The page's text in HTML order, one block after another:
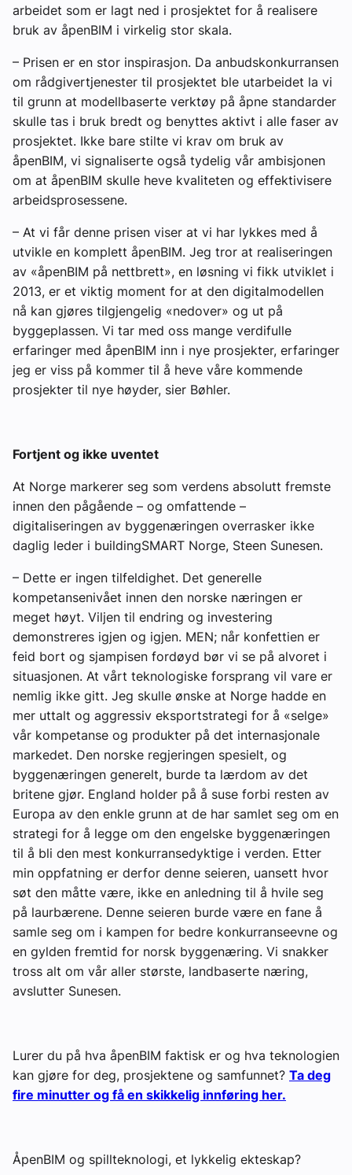
arbeidet som er lagt ned i prosjektet for å realisere
bruk av åpenBIM i virkelig stor skala.
– Prisen er en stor inspirasjon. Da anbudskonkurransen
om rådgivertjenester til prosjektet ble utarbeidet la vi
til grunn at modellbaserte verktøy på åpne standarder
skulle tas i bruk bredt og benyttes aktivt i alle faser av
prosjektet. Ikke bare stilte vi krav om bruk av
åpenBIM, vi signaliserte også tydelig vår ambisjonen
om at åpenBIM skulle heve kvaliteten og effektivisere
arbeidsprosessene.
– At vi får denne prisen viser at vi har lykkes med å
utvikle en komplett åpenBIM. Jeg tror at realiseringen
av «åpenBIM på nettbrett», en løsning vi fikk utviklet i
2013, er et viktig moment for at den digitalmodellen
nå kan gjøres tilgjengelig «nedover» og ut på
byggeplassen. Vi tar med oss mange verdifulle
erfaringer med åpenBIM inn i nye prosjekter, erfaringer
jeg er viss på kommer til å heve våre kommende
prosjekter til nye høyder, sier Bøhler.
Fortjent og ikke uventet
At Norge markerer seg som verdens absolutt fremste
innen den pågående – og omfattende –
digitaliseringen av byggenæringen overrasker ikke
daglig leder i buildingSMART Norge, Steen Sunesen.
– Dette er ingen tilfeldighet. Det generelle
kompetansenivået innen den norske næringen er
meget høyt. Viljen til endring og investering
demonstreres igjen og igjen. MEN; når konfettien er
feid bort og sjampisen fordøyd bør vi se på alvoret i
situasjonen. At vårt teknologiske forsprang vil vare er
nemlig ikke gitt. Jeg skulle ønske at Norge hadde en
mer uttalt og aggressiv eksportstrategi for å «selge»
vår kompetanse og produkter på det internasjonale
markedet. Den norske regjeringen spesielt, og
byggenæringen generelt, burde ta lærdom av det
britene gjør. England holder på å suse forbi resten av
Europa av den enkle grunn at de har samlet seg om en
strategi for å legge om den engelske byggenæringen
til å bli den mest konkurransedyktige i verden. Etter
min oppfatning er derfor denne seieren, uansett hvor
søt den måtte være, ikke en anledning til å hvile seg
på laurbærene. Denne seieren burde være en fane å
samle seg om i kampen for bedre konkurranseevne og
en gylden fremtid for norsk byggenæring. Vi snakker
tross alt om vår aller største, landbaserte næring,
avslutter Sunesen.
Lurer du på hva åpenBIM faktisk er og hva teknologien
kan gjøre for deg, prosjektene og samfunnet? Ta deg
fire minutter og få en skikkelig innføring her.
ÅpenBIM og spillteknologi, et lykkelig ekteskap?